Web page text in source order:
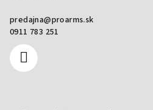
predajna@proarms.sk
0911 783 251